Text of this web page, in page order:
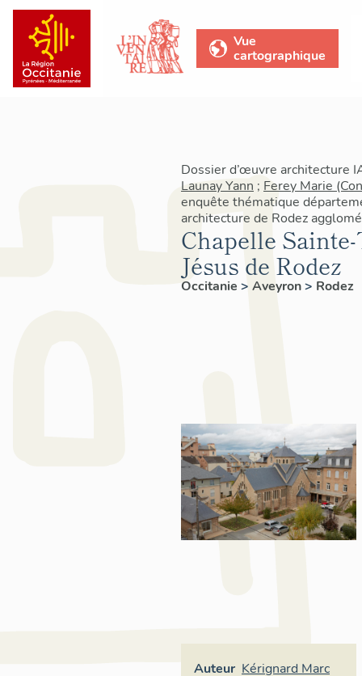
Vue
cartographique
Dossier d’œuvre architecture
Launay Yann ; Ferey Marie
enquête thématique
architecture de Rodez
Chapelle
Jésus de Rodez
Occitanie > Aveyron> Rodez
Auteur Kérignard Marc